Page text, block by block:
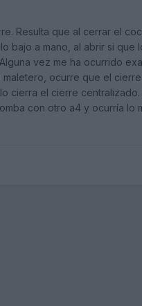
Resulta que al cerrar el
bajo a mano, al abrir si que
vez me ha ocurrido
ocurre que el
cierra el cierre
con otro a4 y ocurría lo